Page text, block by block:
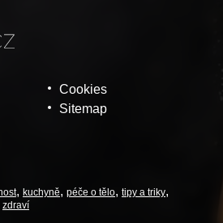
Cookies
Sitemap
kuchyně péče o tělo tipy a triky
zdraví